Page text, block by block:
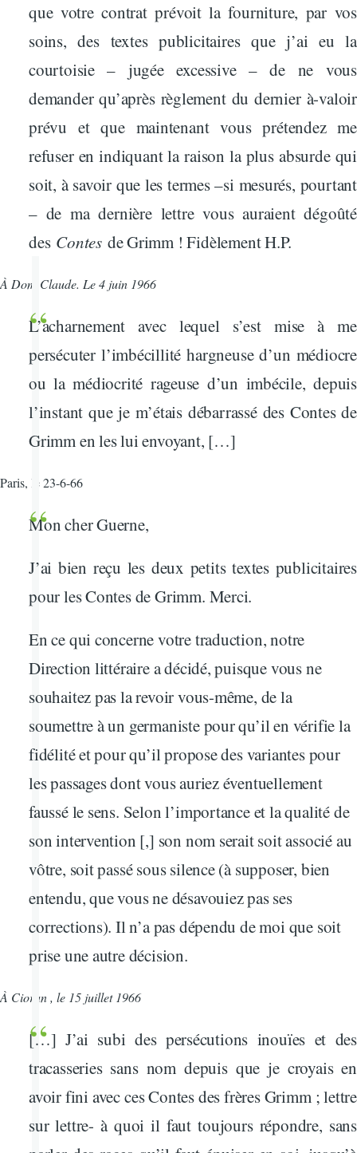
que votre contrat prévoit la fourniture, par vos
soins, des textes publicitaires que j’ai eu la
courtoisie – jugée excessive – de ne vous
demander qu’après règlement du dernier à-valoir
prévu et que maintenant vous prétendez me
refuser en indiquant la raison la plus absurde qui
soit, à savoir que les termes –si mesurés, pourtant
– de ma dernière lettre vous auraient dégoûté
des Contesde Grimm ! Fidèlement H.P.
À Dom Claude. Le 4 juin 1966
L’acharnement avec lequel s’est mise à me
persécuter l’imbécillité hargneuse d’un médiocre
ou la médiocrité rageuse d’un imbécile, depuis
l’instant que je m’étais débarrassé des Contes de
Grimm en les lui envoyant, […]
Paris, le 23-6-66
Mon cher Guerne,
J’ai bien reçu les deux petits textes publicitaires
pour les Contes de Grimm. Merci.
En ce qui concerne votre traduction, notre
Direction littéraire a décidé, puisque vous ne
souhaitez pas la revoir vous-même, de la
soumettre à un germaniste pour qu’il en vérifie la
fidélité et pour qu’il propose des variantes pour
les passages dont vous auriez éventuellement
faussé le sens. Selon l’importance et la qualité de
son intervention [,] son nom serait soit associé au
vôtre, soit passé sous silence (à supposer, bien
entendu, que vous ne désavouiez pas ses
corrections). Il n’a pas dépendu de moi que soit
prise une autre décision.
À Cioran , le 15 juillet 1966
[…] J’ai subi des persécutions inouïes et des
tracasseries sans nom depuis que je croyais en
avoir fini avec ces Contes des frères Grimm ; lettre
sur lettre- à quoi il faut toujours répondre, sans